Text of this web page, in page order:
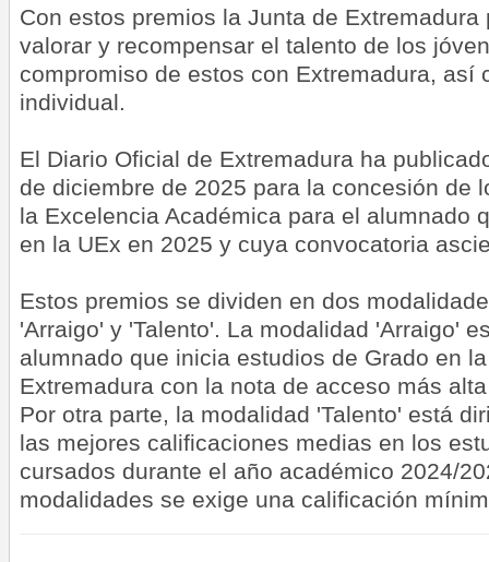
Con estos premios la Junta de Extremadura
valorar y recompensar el talento de los
compromiso de estos con Extremadura, así
individual.
El Diario Oficial de Extremadura ha
de diciembre de 2025 para la concesión de
la Excelencia Académica para el alumnado
en la UEx en 2025 y cuya convocatoria
Estos premios se dividen en dos
'Arraigo' y 'Talento'. La modalidad 'Arraigo'
alumnado que inicia estudios de Grado en
Extremadura con la nota de acceso más
Por otra parte, la modalidad 'Talento' está
las mejores calificaciones medias en los
cursados durante el año académico 2024/
modalidades se exige una calificación